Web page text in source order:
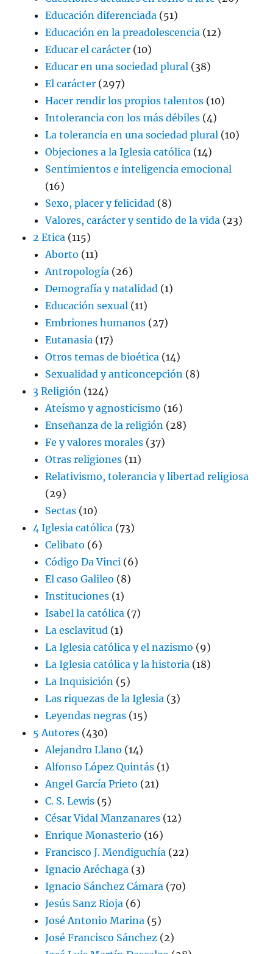
Educación diferenciada (51)
Educación en la preadolescencia (12)
Educar el carácter (10)
Educar en una sociedad plural (38)
El carácter (297)
Hacer rendir los propios talentos (10)
Intolerancia con los más débiles (4)
La tolerancia en una sociedad plural (10)
Objeciones a la Iglesia católica (14)
Sentimientos e inteligencia emocional
(16)
Sexo, placer y felicidad (8)
Valores, carácter y sentido de la vida (23)
2 Etica (115)
Aborto (11)
Antropología (26)
Demografía y natalidad (1)
Educación sexual (11)
Embriones humanos (27)
Eutanasia (17)
Otros temas de bioética (14)
Sexualidad y anticoncepción (8)
3 Religión (124)
Ateísmo y agnosticismo (16)
Enseñanza de la religión (28)
Fe y valores morales (37)
Otras religiones (11)
Relativismo, tolerancia y libertad religiosa
(29)
Sectas (10)
4 Iglesia católica (73)
Celibato (6)
Código Da Vinci (6)
El caso Galileo (8)
Instituciones (1)
Isabel la católica (7)
La esclavitud (1)
La Iglesia católica y el nazismo (9)
La Iglesia católica y la historia (18)
La Inquisición (5)
Las riquezas de la Iglesia (3)
Leyendas negras (15)
5 Autores (430)
Alejandro Llano (14)
Alfonso López Quintás (1)
Angel García Prieto (21)
C. S. Lewis (5)
César Vidal Manzanares (12)
Enrique Monasterio (16)
Francisco J. Mendiguchía (22)
Ignacio Aréchaga (3)
Ignacio Sánchez Cámara (70)
Jesús Sanz Rioja (6)
José Antonio Marina (5)
José Francisco Sánchez (2)